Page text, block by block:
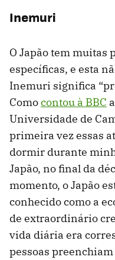
Inemuri
O Japão tem muitas
específicas, e esta
Inemuri significa
Comocontou à BBC
Universidade de
primeira vez essas
dormir durante
Japão, no final da
momento, o Japão
conhecido como a
de extraordinário
vida diária era
pessoas